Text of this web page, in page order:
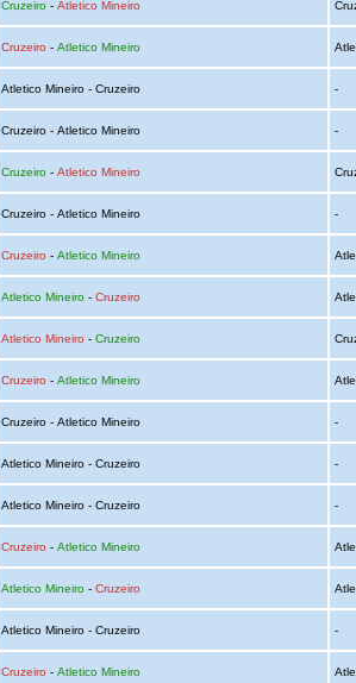
Cruzeiro- Atletico Mineiro
Cruzeiro - Atletico Mineiro
Atletico Mineiro - Cruzeiro -
Cruzeiro - Atletico Mineiro -
Cruzeiro- Atletico Mineiro
Cruzeiro - Atletico Mineiro -
Cruzeiro - Atletico Mineiro
Atletico Mineiro- Cruzeiro
Atletico Mineiro - Cruzeiro
Cruzeiro - Atletico Mineiro
Cruzeiro - Atletico Mineiro -
Atletico Mineiro - Cruzeiro -
Atletico Mineiro - Cruzeiro -
Cruzeiro - Atletico Mineiro
Atletico Mineiro- Cruzeiro
Atletico Mineiro - Cruzeiro -
Cruzeiro - Atletico Mineiro